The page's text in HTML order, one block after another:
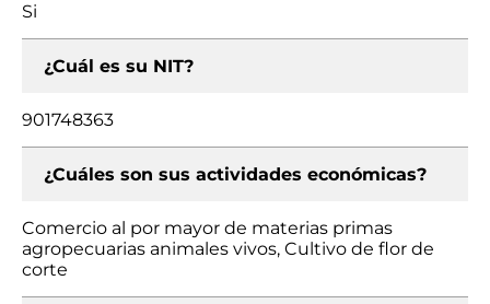
Si
¿Cuál es su NIT?
901748363
¿Cuáles son sus actividades económicas?
Comercio al por mayor de materias primas
agropecuarias animales vivos, Cultivo de flor de
corte